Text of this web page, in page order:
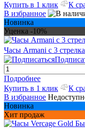
Купить в 1 клик
К
В избранное
Новинка
Уценка -10%
Часы Armani с 3
Подробнее
Купить в 1 клик
К
В избранное
Новинка
Хит продаж